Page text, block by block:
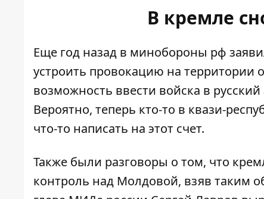
В кремле
Еще год назад в минобороны рф
устроить провокацию на территории
возможность ввести войска в
Вероятно, теперь кто-то в квази-
что-то написать на этот счет.
Также были разговоры о том, что
контроль над Молдовой, взяв таким